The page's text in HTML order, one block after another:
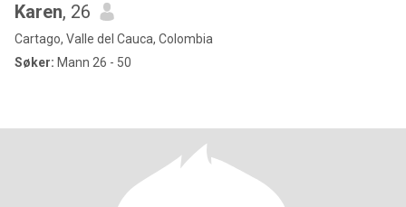
Karen, 26
Cartago, Valle del Cauca, Colombia
Søker: Mann 26 - 50